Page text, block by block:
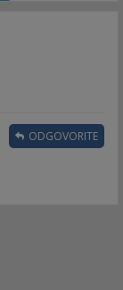
ODGOVORITE